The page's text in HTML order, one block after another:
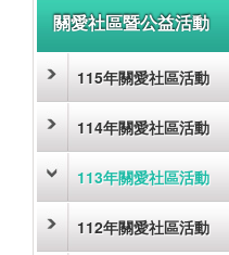
關愛社區暨公益活動
115年關愛社區活動
114年關愛社區活動
113年關愛社區活動
112年關愛社區活動